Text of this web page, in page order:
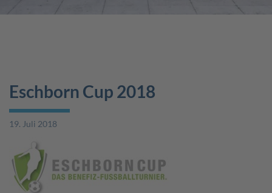
Eschborn Cup 2018
19. Juli 2018